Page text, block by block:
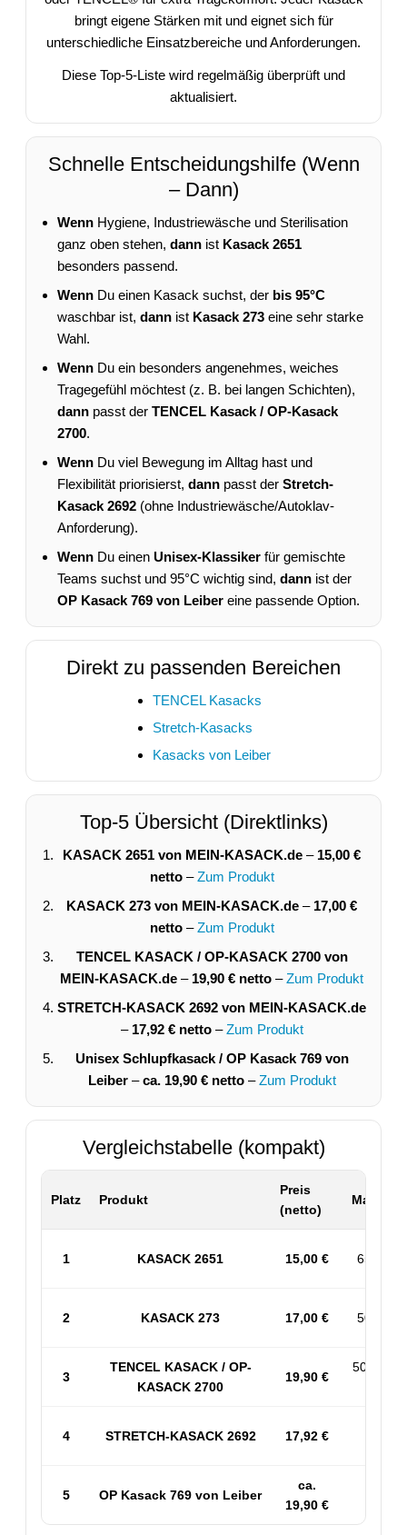
bringt eigene Stärken mit und eignet sich für
unterschiedliche Einsatzbereiche und Anforderungen.
Diese Top-5-Liste wird regelmäßig überprüft und
aktualisiert.
Schnelle Entscheidungshilfe (Wenn
– Dann)
Wenn Hygiene, Industriewäsche und Sterilisation
ganz oben stehen, dann ist Kasack 2651
besonders passend.
Wenn Du einen Kasack suchst, der bis 95°C
waschbar ist, dann ist Kasack 273 eine sehr starke
Wahl.
Wenn Du ein besonders angenehmes, weiches
Tragegefühl möchtest (z. B. bei langen Schichten),
dann passt der TENCEL Kasack / OP-Kasack
2700.
Wenn Du viel Bewegung im Alltag hast und
Flexibilität priorisierst, dann passt der Stretch-
Kasack 2692 (ohne Industriewäsche/Autoklav-
Anforderung).
Wenn Du einen Unisex-Klassiker für gemischte
Teams suchst und 95°C wichtig sind, dann ist der
OP Kasack 769 von Leiber eine passende Option.
Direkt zu passenden Bereichen
TENCEL Kasacks
Stretch-Kasacks
Kasacks von Leiber
Top-5 Übersicht (Direktlinks)
KASACK 2651 von MEIN-KASACK.de – 15,00 €
netto–Zum Produkt
KASACK 273 von MEIN-KASACK.de – 17,00 €
netto–Zum Produkt
TENCEL KASACK / OP-KASACK 2700 von
MEIN-KASACK.de – 19,90 € netto –Zum Produkt
STRETCH-KASACK 2692 von MEIN-KASACK.de
– 17,92 € netto–Zum Produkt
Unisex Schlupfkasack / OP Kasack 769 von
Leiber–ca. 19,90 € netto–Zum Produkt
Vergleichstabelle (kompakt)
Platz Produkt
Preis
(netto)
Material
1 KASACK 2651 15,00 € 65%
2 KASACK 273 17,00 € 50%
3
TENCEL KASACK / OP-
KASACK 2700
19,90 €
50%
4 STRETCH-KASACK 2692 17,92 €
5 OP Kasack 769 von Leiber
ca.
19,90 €